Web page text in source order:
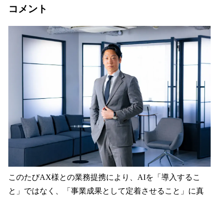
コメント
このたびAX様との業務提携により、AIを「導入するこ
と」ではなく、「事業成果として定着させること」に真